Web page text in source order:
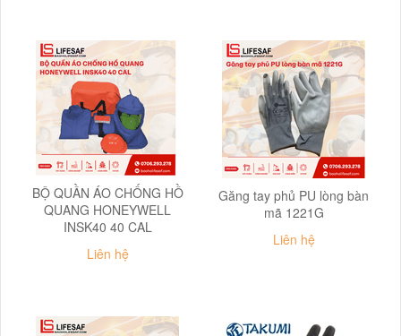
BỘ QUẦN ÁO CHỐNG HỒ
QUANG HONEYWELL
INSK40 40 CAL
Liên hệ
Găng tay phủ PU lòng bàn
mã 1221G
Liên hệ